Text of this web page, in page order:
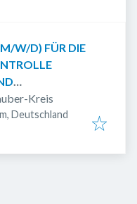
W/D) FÜR DIE
Kreis
Deutschland